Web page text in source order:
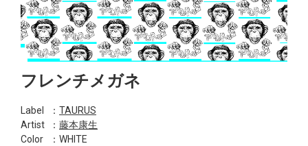
フレンチメガネ
Label ： TAURUS
Artist
： 藤本康生
Color
：WHITE